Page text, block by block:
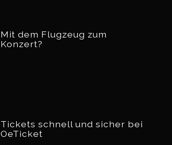
Mit dem Flugzeug zum
Konzert?
Tickets schnell und sicher bei
OeTicket